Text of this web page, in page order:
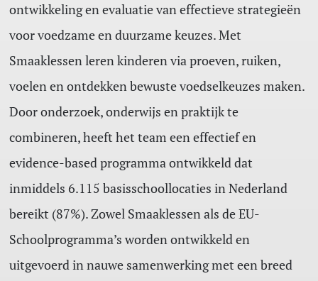
ontwikkeling en evaluatie van effectieve strategieën
voor voedzame en duurzame keuzes. Met
Smaaklessen leren kinderen via proeven, ruiken,
voelen en ontdekken bewuste voedselkeuzes maken.
Door onderzoek, onderwijs en praktijk te
combineren, heeft het team een effectief en
evidence-based programma ontwikkeld dat
inmiddels 6.115 basisschoollocaties in Nederland
bereikt (87%). Zowel Smaaklessen als de EU-
Schoolprogramma’s worden ontwikkeld en
uitgevoerd in nauwe samenwerking met een breed